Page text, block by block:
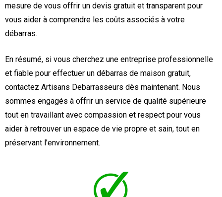
mesure de vous offrir un devis gratuit et transparent pour
vous aider à comprendre les coûts associés à votre
débarras.
En résumé, si vous cherchez une entreprise professionnelle
et fiable pour effectuer un débarras de maison gratuit,
contactez Artisans Debarrasseurs dès maintenant. Nous
sommes engagés à offrir un service de qualité supérieure
tout en travaillant avec compassion et respect pour vous
aider à retrouver un espace de vie propre et sain, tout en
préservant l’environnement.